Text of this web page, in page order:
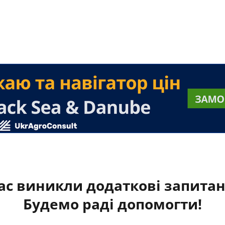
виникли додаткові
Будемо раді допомогти!